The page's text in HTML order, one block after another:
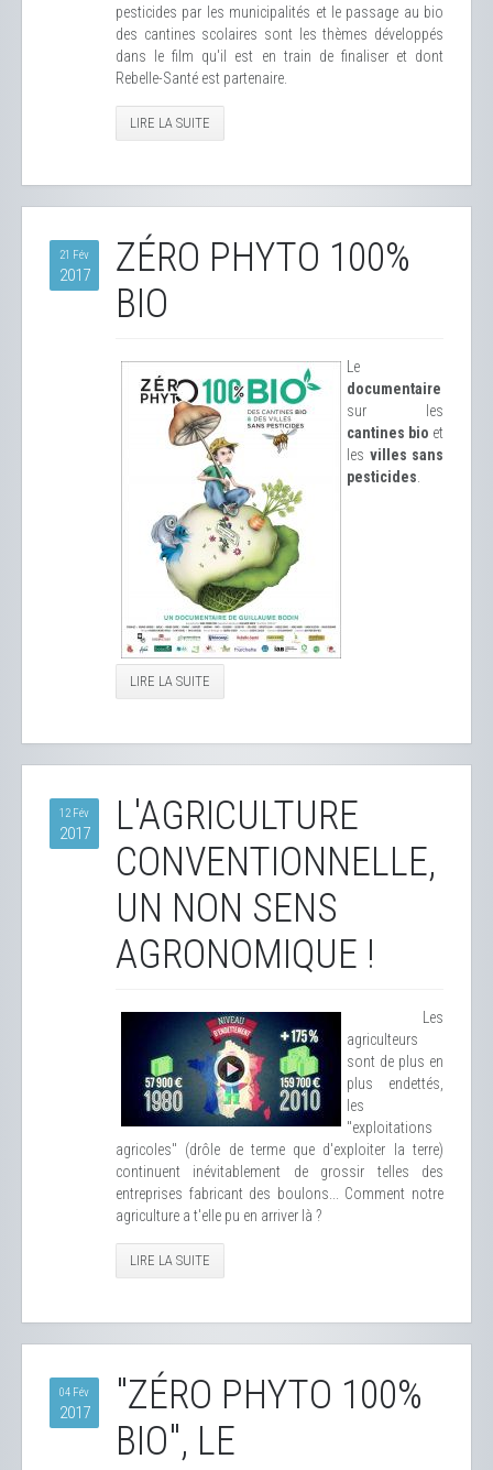
pesticides par les municipalités et le passage au bio
des cantines scolaires sont les thèmes développés
dans le film qu'il est en train de finaliser et dont
Rebelle-Santé est partenaire.
LIRE LA SUITE
21 Fév
2017
ZÉRO PHYTO 100%
BIO
Le
documentaire
sur les
cantines bio et
les villes sans
pesticides
LIRE LA SUITE
12 Fév
2017
L'AGRICULTURE
CONVENTIONNELLE,
UN NON SENS
AGRONOMIQUE !
Les
agriculteurs
sont de plus en
plus endettés,
les
"exploitations
agricoles" (drôle de terme que d'exploiter la terre)
continuent inévitablement de grossir telles des
entreprises fabricant des boulons... Comment notre
agriculture a t'elle pu en arriver là ?
LIRE LA SUITE
04 Fév
2017
"ZÉRO PHYTO 100%
BIO", LE